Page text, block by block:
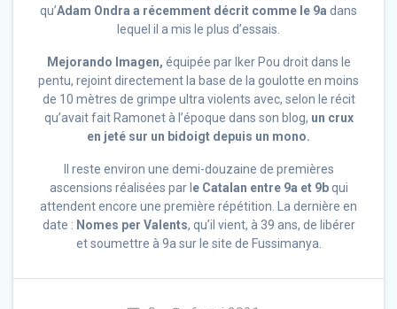
qu’Adam Ondra a récemment décrit comme le 9a dans
lequel il a mis le plus d’essais
Mejorando Imagen, équipée par Iker Pou droit dans le
pentu, rejoint directement la base de la goulotte en moins
de 10 mètres de grimpe ultra violents avec, selon le récit
qu’avait fait Ramonet à l’époque dans son blog, un crux
en jeté sur un bidoigt depuis un mono.
Il reste environ une demi-douzaine de premières
ascensions réalisées par le Catalan entre 9a et 9bqui
attendent encore une première répétition. La dernière en
date : Nomes per Valents, qu’il vient, à 39 ans, de libérer
et soumettre à 9a sur le site de Fussimanya.